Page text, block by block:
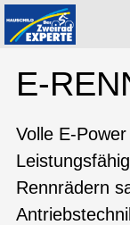
E-
Volle E-
Rennrädern